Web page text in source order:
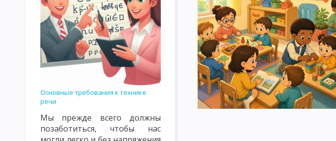
МОДЕЛЬ ОБРАЗОВАТЕЛЬНОГО ПРОЦЕССА СТРУКТУРА УЧЕБНОГО ПРОЦЕССА. ЦЕЛЕВОЙ
СТИМУЛИРУЮЩЕЕ-МОТИВАЦИОННЫЙ КОМПОНЕНТ УЧЕБНОГО ПРОЦЕССА СОДЕРЖАТЕЛЬНЫЙ
ОЦЕНОЧНОСТНО-РЕЗУЛЬТАТИВНЫЙ КОМПОНЕНТ УЧЕБНОГО ПРОЦЕССА ФОРМИРОВАНИЕ
СУЩНОСТЬ ДИДАКТИЧЕСКОГО ПРОЦЕССА СИСТЕМЫ ОБУЧЕНИЯ ОБРАЗОВАТЕЛЬНАЯ ФУНКЦИЯ
ВОСПИТАТЕЛЬНАЯ И РАЗВИВАЮЩАЯ ФУНКЦИЯ УЧЕБНОГО ПРОЦЕССА ФУНКЦИЯ
СОВРЕМЕННЫЕ ДИДАКТИЧЕСКИЕ СИСТЕМЫ ПРОГРАММИРУЕМАЯ КОНЦЕПЦИЯ ОБУЧЕНИЯ.
РАЗВЕТВЛЕННОЕ И СМЕШАННОЕ ПРОГРАММИРОВАНИЕ. МОДУЛЬНОЕ ОБУЧЕНИЕ
Основные требования к технике
речи
Мы прежде всего должны
позаботиться, чтобы нас